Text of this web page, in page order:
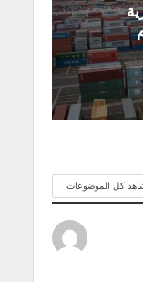
كل الموضوعات